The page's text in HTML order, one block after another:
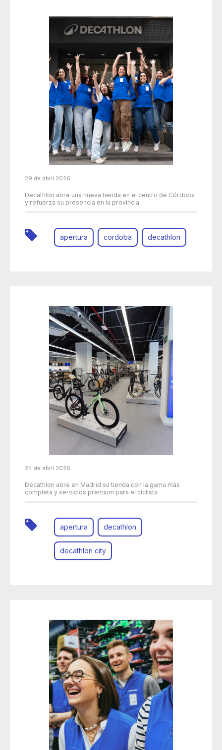
29 de abril 2026
Decathlon abre una nueva tienda en el centro de Córdoba
y refuerza su presencia en la provincia
apertura cordoba decathlon
24 de abril 2026
Decathlon abre en Madrid su tienda con la gama más
completa y servicios premium para el ciclista
apertura decathlon
decathlon city